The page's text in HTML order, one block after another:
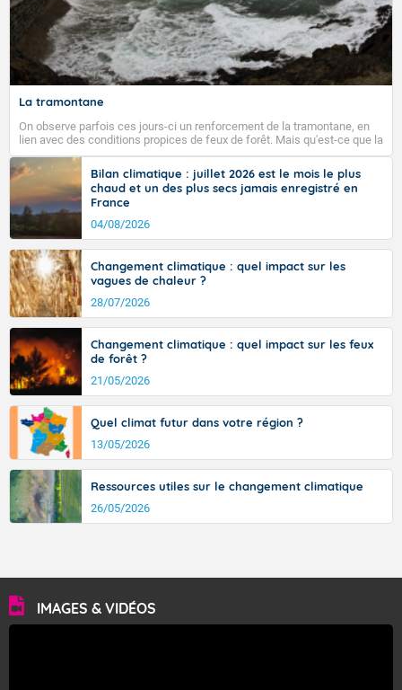
La tramontane
On observe parfois ces jours-ci un renforcement de la tramontane, en
lien avec des conditions propices de feux de forêt. Mais qu'est-ce que la
tramontane ? Quelles sont ses caractéristiques ? La tramontane est un
vent turbulent soufflant de secteur nord-ouest à nord, ou ouest à nord-
ouest, dans un secteur qui part du Roussillon à la vallée de l’Aude et à
l’ouest de l’Hérault. L’étymologie de ce vent vient du latin trasmontanus,
signifiant au-delà des monts, en allusion aux régions montagneuses
d’où provient ce vent.
Bilan climatique : juillet 2026 est le mois le plus
chaud et un des plus secs jamais enregistré en
France
04/08/2026
Changement climatique : quel impact sur les
vagues de chaleur ?
28/07/2026
Changement climatique : quel impact sur les feux
de forêt ?
21/05/2026
Quel climat futur dans votre région ?
13/05/2026
Ressources utiles sur le changement climatique
26/05/2026
IMAGES & VIDÉOS